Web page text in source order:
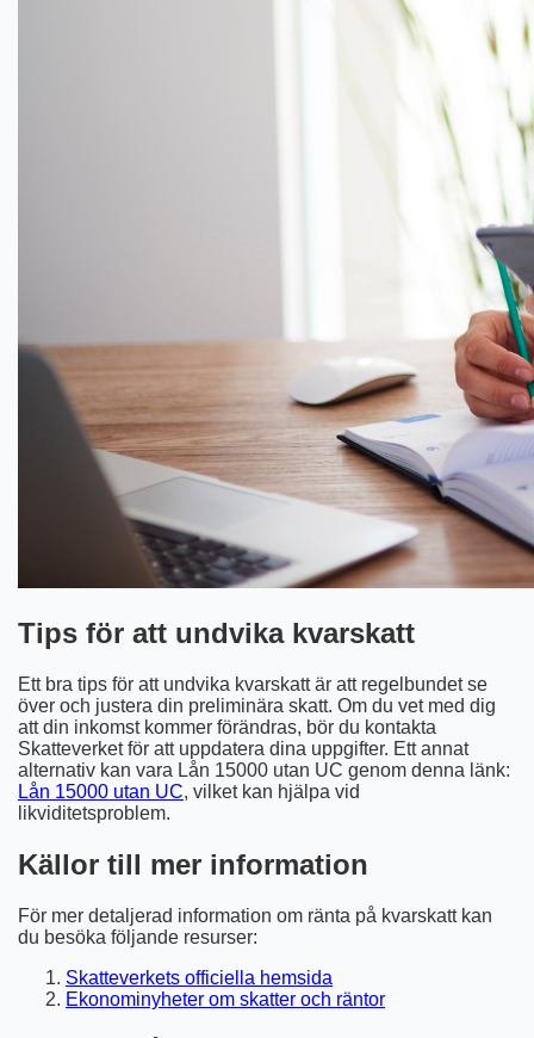
Tips för att undvika kvarskatt
Ett bra tips för att undvika kvarskatt är att regelbundet se
över och justera din preliminära skatt. Om du vet med dig
att din inkomst kommer förändras, bör du kontakta
Skatteverket för att uppdatera dina uppgifter. Ett annat
alternativ kan vara Lån 15000 utan UC genom denna länk:
Lån 15000 utan UC, vilket kan hjälpa vid
likviditetsproblem.
Källor till mer information
För mer detaljerad information om ränta på kvarskatt kan
du besöka följande resurser:
Skatteverkets officiella hemsida
Ekonominyheter om skatter och räntor